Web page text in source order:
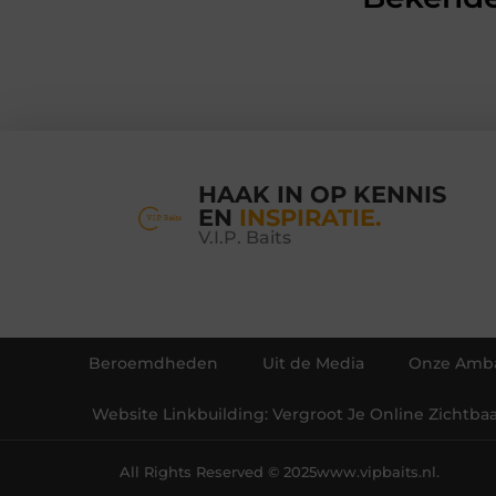
HAAK IN OP KENNIS
EN INSPIRATIE.
V.I.P. Baits
Beroemdheden Uit de Media Onze
Website Linkbuilding: Vergroot Je Online
All Rights Reserved © 2025www.vipbaits.nl.